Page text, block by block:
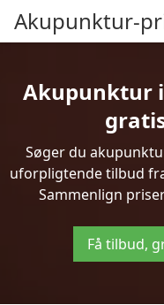
Akupunktur-
Akupunktur i
Søger du
uforpligtende tilbud
Sammenlign
Få tilbud,